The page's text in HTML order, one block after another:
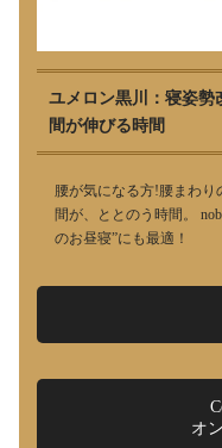
ユメロン黒川：寝姿
間が伸びる時間
腰が気になる方!腰まわり
間が、ととのう時間。
のお昼寝”にも最適！
オ